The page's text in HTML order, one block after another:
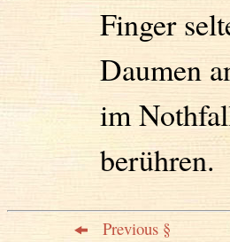
Finger
Daumen
im
berühren.
Previous §